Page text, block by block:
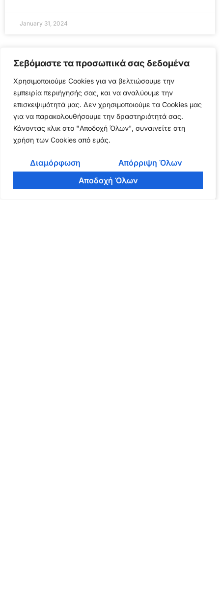
Σεβόμαστε τα προσωπικά σας δεδομένα
Χρησιμοποιούμε Cookies για να βελτιώσουμε την
εμπειρία περιήγησής σας, και να αναλύουμε την
επισκεψιμότητά μας. Δεν χρησιμοποιούμε τα Cookies μας
για να παρακολουθήσουμε την δραστηριότητά σας.
Κάνοντας κλικ στο "Αποδοχή Όλων", συναινείτε στη
χρήση των Cookies από εμάς.
Διαμόρφωση
Απόρριψη Όλων
Αποδοχή Όλων
January 31, 2024
HACK
Οι παραπλανητικές τακτικές που